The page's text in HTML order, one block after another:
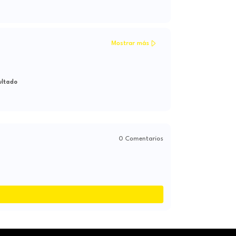
Mostrar más
0 Comentarios